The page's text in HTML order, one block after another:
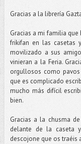
Gracias a la librería
Gracias a mi familia
frikifan en las casetas
movilizado a sus
vinieran a la Feria.
orgullosos como
que es complicado
mucho más difícil
bien.
Gracias a la chusma
delante de la caseta
descojone que os traéis